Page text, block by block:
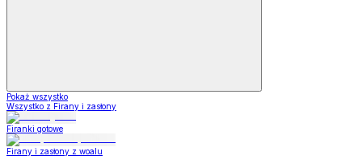
Pokaż wszystko
Wszystko z Firany i zasłony
Firanki gotowe
Firany i zasłony z woalu